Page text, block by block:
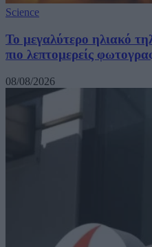
Science
Το μεγαλύτερο ηλιακό
πιο λεπτομερείς
08/08/2026